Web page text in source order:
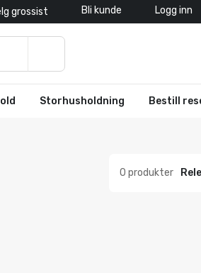
grossist Bli kunde Logg inn
Storhusholdning Bestill
0 produkter